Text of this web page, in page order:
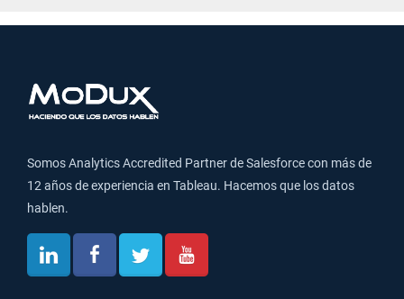
Somos Analytics Accredited Partner de Salesforce con más de
12 años de experiencia en Tableau. Hacemos que los datos
hablen.